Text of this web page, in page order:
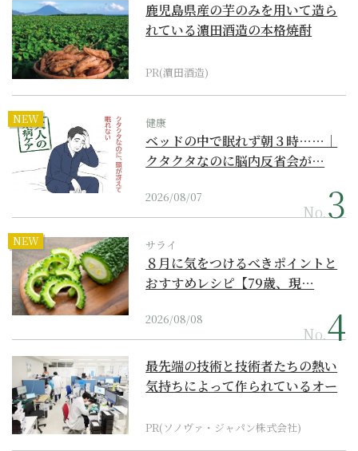
鹿児島県産の芋のみを用いて造ら
れている濵田酒造の本格焼酎
PR(濵田酒造)
NEW 健康
ベッドの中で眠れず朝３時……｜
クタクタなのに脳内反省会が…
2026/08/07
No.
NEW サライ
８月に気をつけるべきポイントと
おすすめレシピ【79歳、現…
2026/08/08
No.
最先端の技術と技術者たちの熱い
気持ちによって作られているオー
PR(ソノヴァ・ジャパン株式会社)